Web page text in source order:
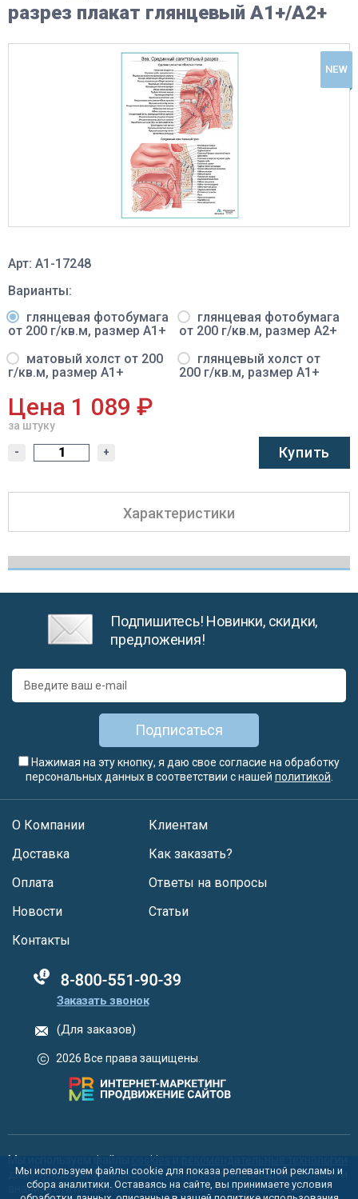
разрез плакат глянцевый А1+/А2+
NEW
Арт: A1-17248
Варианты:
глянцевая фотобумага
от 200 г/кв.м, размер A1+
глянцевая фотобумага
от 200 г/кв.м, размер A2+
матовый холст от 200
г/кв.м, размер A1+
глянцевый холст от
200 г/кв.м, размер A1+
Цена 1 089 ₽
за штуку
- + Купить
Характеристики
Подпишитесь! Новинки, скидки,
предложения!
Подписаться
Нажимая на эту кнопку, я даю свое согласие на обработку
персональных данных в соответствии с нашей политикой
О Компании
Доставка
Оплата
Новости
Клиентам
Как заказать?
Ответы на вопросы
Статьи
Контакты
88005555550
Заказать звонок
(Для заказов)
2026 Все права защищены.
Мы используем файлы cookies
для улучшения функционала сайта, персонализации рекламы и
анализа статистики посещаемости. Используя сайт, вы
Мы используем файлы cookie для показа релевантной рекламы и
сбора аналитики. Оставаясь на сайте, вы принимаете условия